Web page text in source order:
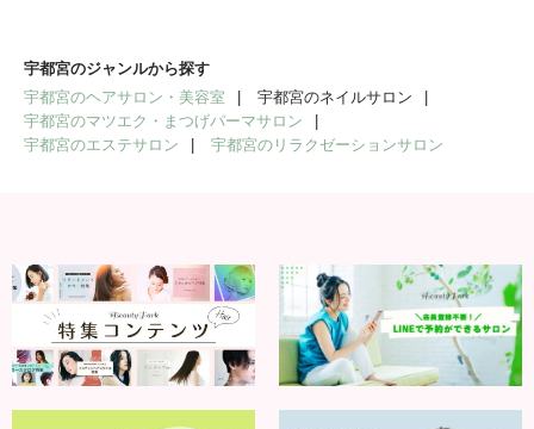
宇都宮のジャンルから探す
宇都宮のヘアサロン・美容室
宇都宮のネイルサロン
宇都宮のマツエク・まつげパーマサロン
宇都宮のエステサロン
宇都宮のリラクゼーションサロン